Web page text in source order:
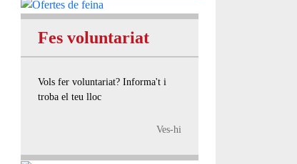
Fes voluntariat
Vols fer voluntariat? Informa't i
troba el teu lloc
Ves-hi